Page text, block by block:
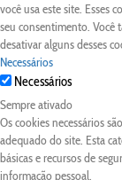
você usa este site. Esses
seu consentimento. Você
desativar alguns desses
Necessários
Necessários
Sempre ativado
Os cookies necessários
adequado do site. Esta
básicas e recursos de
informação pessoal.